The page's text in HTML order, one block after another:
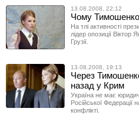
13.08.2008, 22:12
Чому Тимошенко
На тлі активності
лідер опозиції
Грузії.
13.08.2008, 19:13
Через
назад у Крим
Україна не має
Російської Федерації
конфлікті.